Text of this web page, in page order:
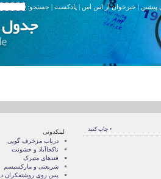
پیشین|خبرخوان آر اس اس |پادکست | جستجو:
• چاپ کنید
لینکدونی
درباب مزخرف گویی
ناکجاآباد و خشونت
قندهای متبرک
شریعتی و مارکسیسم
پس روی روشنفکران